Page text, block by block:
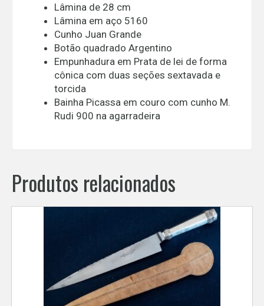
Lâmina de 28 cm
Lâmina em aço 5160
Cunho Juan Grande
Botão quadrado Argentino
Empunhadura em Prata de lei de forma
cônica com duas seções sextavada e
torcida
Bainha Picassa em couro com cunho M.
Rudi 900 na agarradeira
Produtos relacionados